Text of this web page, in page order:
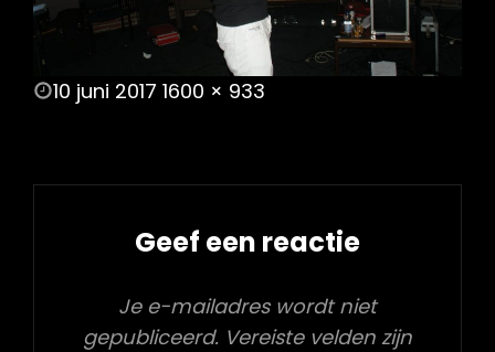
POSTED
10 juni 2017 1600 × 933
Geef een reactie
Je e-mailadres wordt niet
gepubliceerd. Vereiste velden zijn